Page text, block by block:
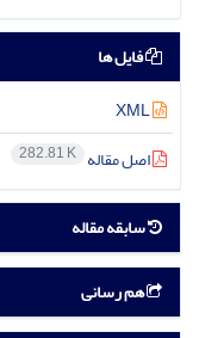
فایل ها
اصل مقاله 282.81 K
سابقه مقاله
هم رسانی